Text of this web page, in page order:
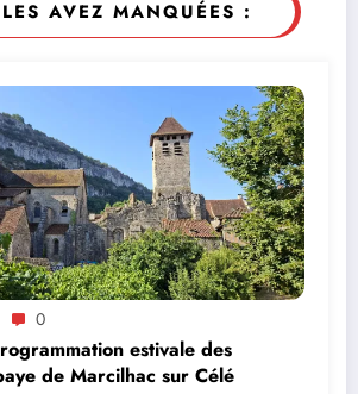
AVEZ MANQUÉES :
0
estivale des
de Marcilhac sur Célé